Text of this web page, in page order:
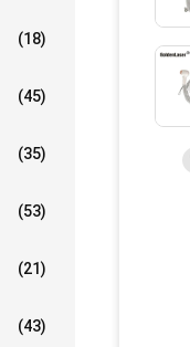
(18)
(45)
(35)
(53)
(21)
(43)